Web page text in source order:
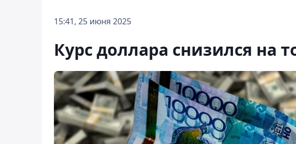
15:41, 25 июня 2025
Курс доллара снизился на